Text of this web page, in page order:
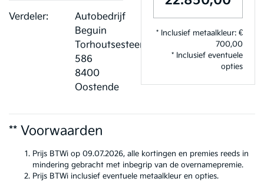
Verdeler:
Autobedrijf
Beguin
Torhoutsesteenweg
586
8400
Oostende
* Inclusief metaalkleur: €
700,00
* Inclusief eventuele
opties
** Voorwaarden
Prijs BTWi op 09.07.2026, alle kortingen en premies reeds in
mindering gebracht met inbegrip van de overnamepremie.
Prijs BTWi inclusief eventuele metaalkleur en opties.